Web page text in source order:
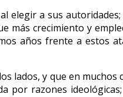
elegir a sus
más crecimiento y
años frente a estos
lados, y que en muchos
por razones